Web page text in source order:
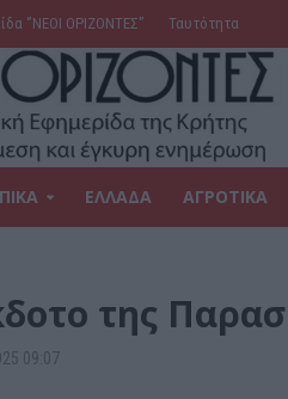
‘’ΝΕΟΙ ΟΡΙΖΟΝΤΕΣ’’ Ταυτότητα
ΕΛΛΑΔΑ ΑΓΡΟΤΙΚΑ
της
09:07